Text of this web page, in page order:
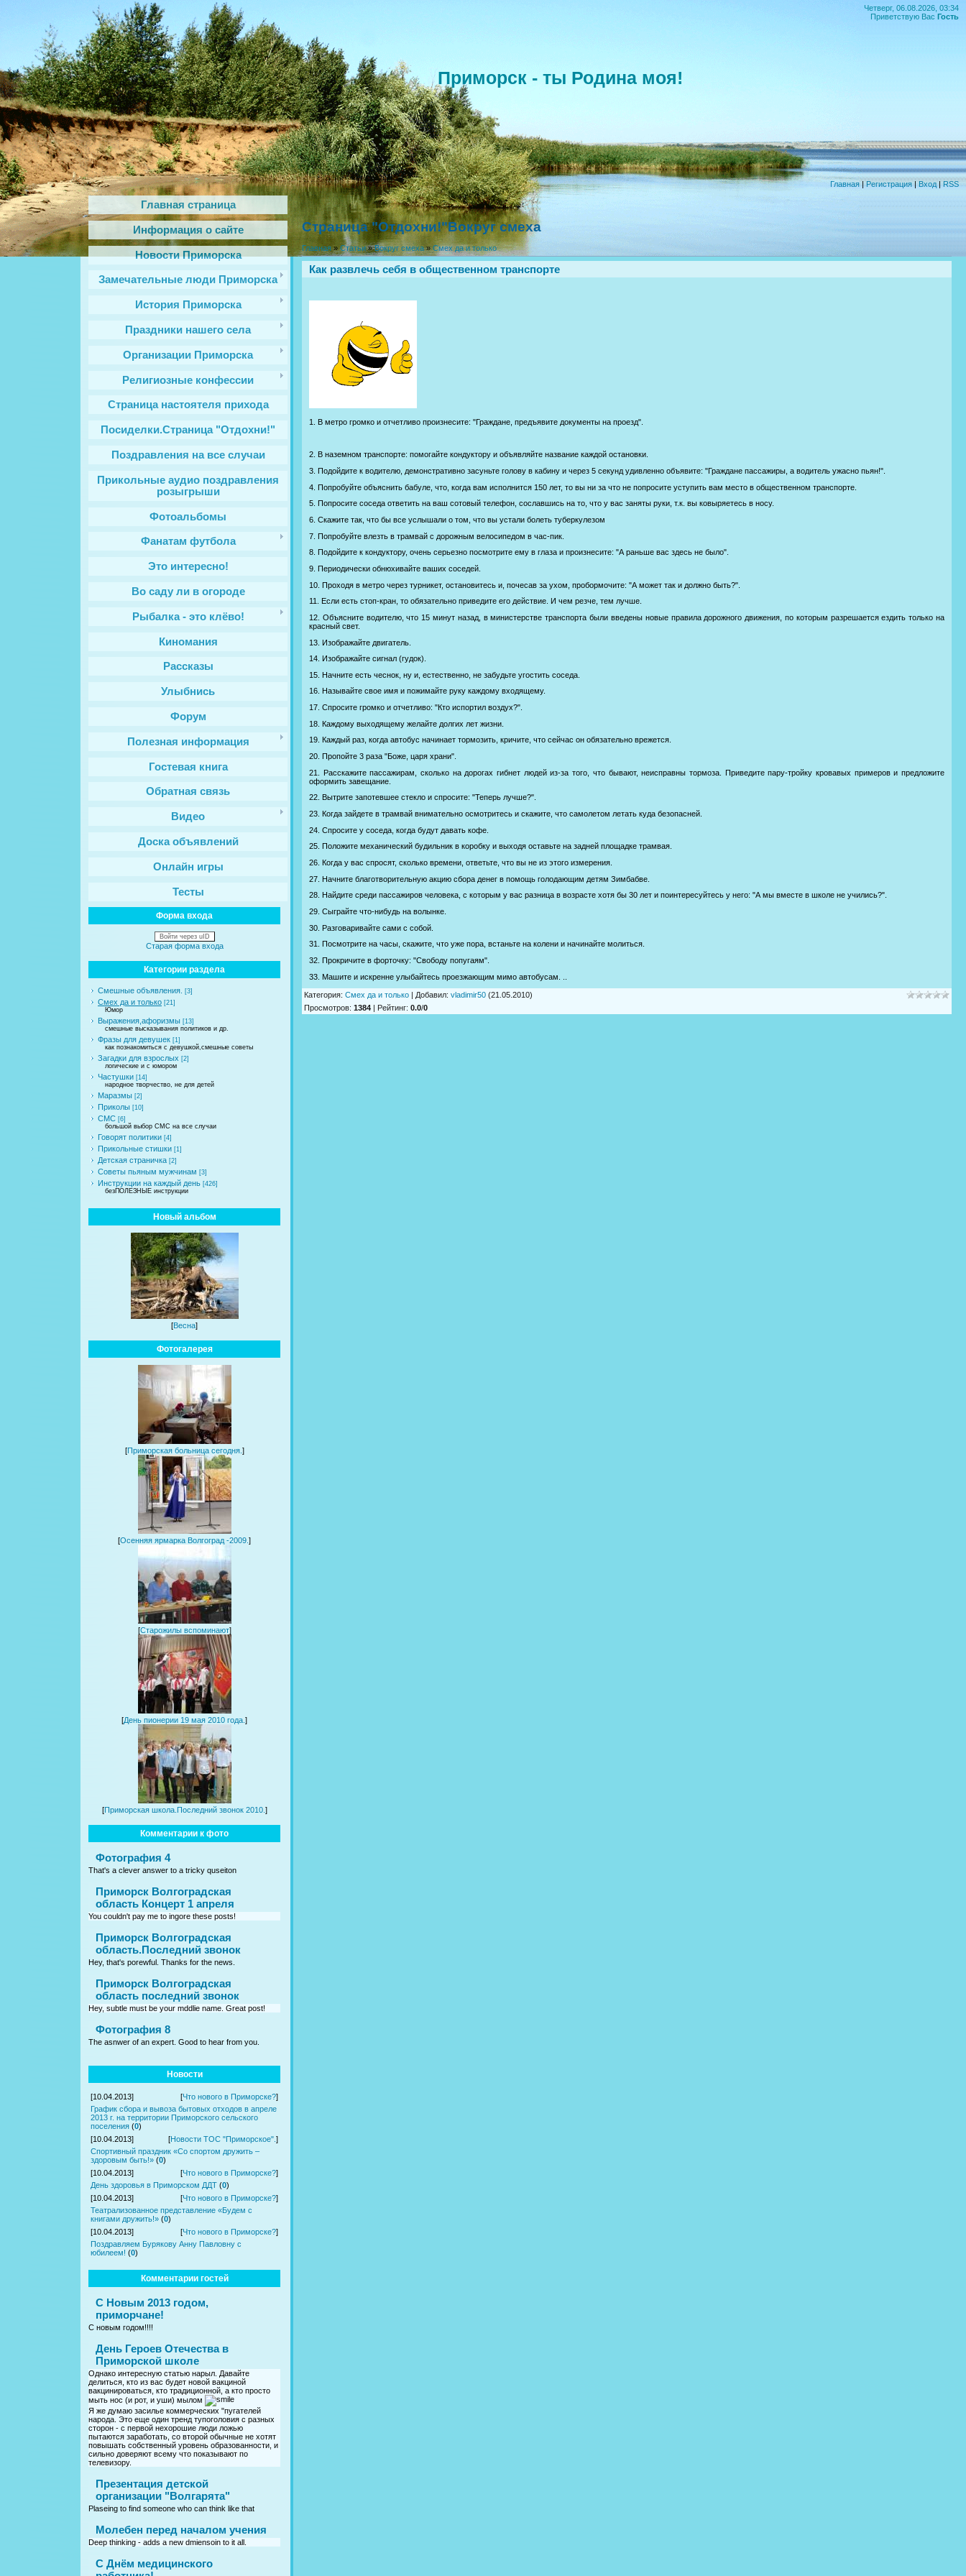
Четверг, 06.08.2026, 03:34
Приветствую Вас Гость
Приморск - ты Родина моя!
Главная|Регистрация|Вход|RSS
Главная страница
Информация о сайте
Новости Приморска
Замечательные люди Приморска
История Приморска
Праздники нашего села
Организации Приморска
Религиозные конфессии
Cтраница настоятеля прихода
Посиделки.Страница "Отдохни!"
Поздравления на все случаи
Прикольные аудио поздравления
розыгрыши
Фотоальбомы
Фанатам футбола
Это интересно!
Во саду ли в огороде
Рыбалка - это клёво!
Киномания
Рассказы
Улыбнись
Форум
Полезная информация
Гостевая книга
Обратная связь
Видео
Доска объявлений
Онлайн игры
Тесты
Форма входа
Войти через uID
Старая форма входа
Категории раздела
Смешные объявления. [3]
Смех да и только [21]
Юмор
Выражения,афоризмы [13]
смешные высказывания политиков и др.
Фразы для девушек [1]
как познакомиться с девушкой,смешные советы
Загадки для взрослых [2]
логические и с юмором
Частушки [14]
народное творчество, не для детей
Маразмы [2]
Приколы [10]
СМС [6]
большой выбор СМС на все случаи
Говорят политики [4]
Прикольные стишки [1]
Детская страничка [2]
Советы пьяным мужчинам [3]
Инструкции на каждый день [426]
безПОЛЕЗНЫЕ инструкции
Новый альбом
[Весна]
Фотогалерея
[Приморская больница сегодня. ]
[Осенняя ярмарка Волгоград -2009. ]
[Старожилы вспоминают]
[День пионерии 19 мая 2010 года. ]
[Приморская школа.Последний звонок 2010. ]
Комментарии к фото
Фотография 4
That's a clever answer to a tricky quseiton
Приморск Волгоградская
область Концерт 1 апреля
You couldn't pay me to ingore these posts!
Приморск Волгоградская
область.Последний звонок
Hey, that's porewful. Thanks for the news.
Приморск Волгоградская
область последний звонок
Hey, subtle must be your mddlie name. Great post!
Фотография 8
The asnwer of an expert. Good to hear from you.
Новости
[10.04.2013] [Что нового в Приморске?]
График сбора и вывоза бытовых отходов в апреле
2013 г. на территории Приморского сельского
поселения (0)
[10.04.2013]
[Новости ТОС "Приморское". ]
Спортивный праздник «Со спортом дружить –
здоровым быть!» (0)
[10.04.2013]
[Что нового в Приморске?]
День здоровья в Приморском ДДТ (0)
[10.04.2013]
[Что нового в Приморске?]
Театрализованное представление «Будем с
книгами дружить!» (0)
[10.04.2013]
[Что нового в Приморске?]
Поздравляем Бурякову Анну Павловну с
юбилеем! (0)
Комментарии гостей
С Новым 2013 годом,
приморчане!
С новым годом!!!!
День Героев Отечества в
Приморской школе
Однако интересную статью нарыл. Давайте
делиться, кто из вас будет новой вакциной
вакцинироваться, кто традиционной, а кто просто
мыть нос (и рот, и уши) мылом
Я же думаю засилье коммерческих "пугателей
народа. Это еще один тренд тупоголовия с разных
сторон - с первой нехорошие люди ложью
пытаются заработать, со второй обычные не хотят
повышать собственный уровень образованности, и
сильно доверяют всему что показывают по
телевизору.
Презентация детской
организации "Волгарята"
Plaseing to find someone who can think like that
Молебен перед началом учения
Deep thinking - adds a new dmiensoin to it all.
C Днём медицинского
Страница "Отдохни!"Вокруг смеха
Главная»Статьи»Вокруг смеха»Смех да и только
Как развлечь себя в общественном транспорте
1. В метро громко и отчетливо произнесите: "Граждане, предъявите документы на проезд".
2. В наземном транспорте: помогайте кондуктору и объявляйте название каждой остановки.
3. Подойдите к водителю, демонстративно засуньте голову в кабину и через 5 секунд удивленно объявите: "Граждане пассажиры, а водитель ужасно пьян!".
4. Попробуйте объяснить бабуле, что, когда вам исполнится 150 лет, то вы ни за что не попросите уступить вам место в общественном транспорте.
5. Попросите соседа ответить на ваш сотовый телефон, сославшись на то, что у вас заняты руки, т.к. вы ковыряетесь в носу.
6. Скажите так, что бы все услышали о том, что вы устали болеть туберкyлезом
7. Попробуйте влезть в трамвай с дорожным велосипедом в час-пик.
8. Подойдите к кондуктору, очень серьезно посмотрите ему в глаза и произнесите: "А раньше вас здесь не было".
9. Периодически обнюхивайте ваших соседей.
10. Проходя в метро через турникет, остановитесь и, почесав за ухом, пробормочите: "А может так и должно быть?".
11. Если есть стоп-кран, то обязательно приведите его действие. И чем резче, тем лучше.
12. Объясните водителю, что 15 минут назад, в министерстве транспорта были введены новые правила дорожного движения, по которым разрешается ездить только на
красный свет.
13. Изображайте двигатель.
14. Изображайте сигнал (гудок).
15. Начните есть чеснок, ну и, естественно, не забудьте угостить соседа.
16. Называйте свое имя и пожимайте руку каждому входящему.
17. Спросите громко и отчетливо: "Кто испортил воздух?".
18. Каждому выходящему желайте долгих лет жизни.
19. Каждый раз, когда автобус начинает тормозить, кричите, что сейчас он обязательно врежется.
20. Пропойте 3 раза "Боже, царя храни".
21. Расскажите пассажирам, сколько на дорогах гибнет людей из-за того, что бывают, неисправны тормоза. Приведите паpy-тpойкy кровавых примеров и предложите
оформить завещание.
22. Вытрите запотевшее стекло и спросите: "Теперь лучше?".
23. Когда зайдете в трамвай внимательно осмотритесь и скажите, что самолетом летать куда безопасней.
24. Спросите у соседа, когда будут давать кофе.
25. Положите механический будильник в коробку и выходя оставьте на задней площадке трамвая.
26. Когда у вас спросят, сколько времени, ответьте, что вы не из этого измерения.
27. Начните благотворительную акцию сбора денег в помощь голодающим детям Зимбабве.
28. Найдите среди пассажиров человека, с которым у вас разница в возрасте хотя бы 30 лет и поинтересуйтесь у него: "А мы вместе в школе не учились?".
29. Сыграйте что-нибyдь на волынке.
30. Разговаривайте сами с собой.
31. Посмотрите на часы, скажите, что уже пора, встаньте на колени и начинайте молиться.
32. Прокричите в форточку: "Свободу попугаям".
33. Машите и искренне улыбайтесь проезжающим мимо автобусам. ..
Категория: Смех да и только | Добавил: vladimir50 (21.05.2010)
Просмотров: 1384 | Рейтинг: 0.0/0